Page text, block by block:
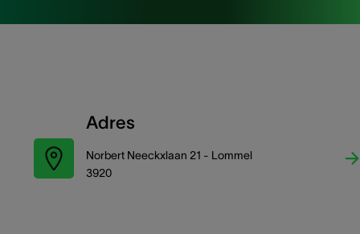
Adres
Norbert Neeckxlaan 21 - Lommel
3920